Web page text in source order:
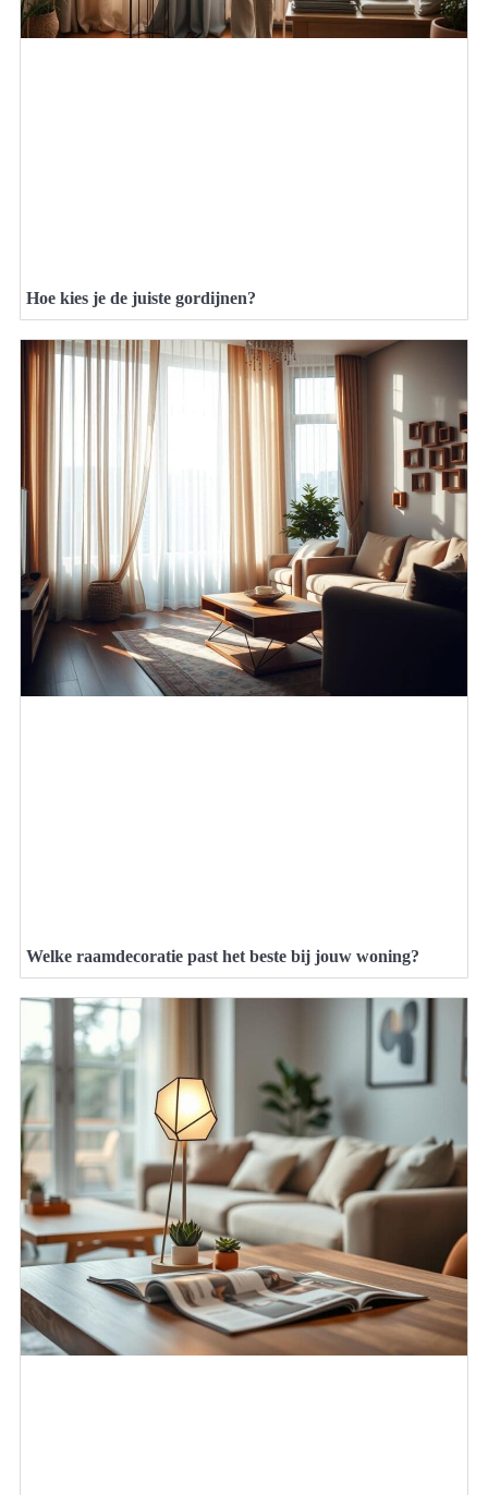
Hoe kies je de juiste gordijnen?
Welke raamdecoratie past het beste bij jouw woning?